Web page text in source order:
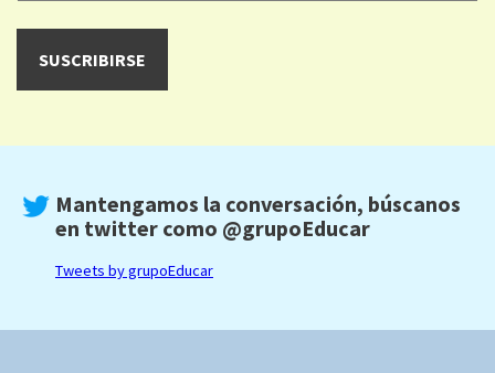
Mantengamos la conversación, búscanos
en twitter como @grupoEducar
Tweets by grupoEducar